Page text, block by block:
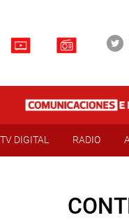
TV DIGITAL RADIO